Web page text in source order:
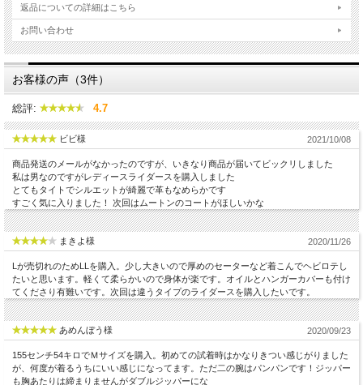
シンプルなノーカラーのレザーライダースジャケットは
4カラー！ 「軽く着やすく」が商品コンセプト・・・ ウ
オッシュ加工で少し革が縮んでいるので適度なストレッ
チ感があり、 着込むほどに体に馴染んで着心地が良くな
るのが特徴・・・
返品についての詳細はこちら
お問い合わせ
お客様の声（3件）
総評: 4.7
ビビ様 2021/10/08
商品発送のメールがなかったのですが、いきなり商品が届いてビックリしました
私は男なのですがレディースライダースを購入しました
とてもタイトでシルエットが綺麗で革もなめらかです
すごく気に入りました！ 次回はムートンのコートがほしいかな
まきよ様 2020/11/26
Lが売切れのためLLを購入。少し大きいので厚めのセーターなど着こんでヘビロテし
たいと思います。軽くて柔らかいので身体が楽です。オイルとハンガーカバーも付け
てくださり有難いです。次回は違うタイプのライダースを購入したいです。
あめんぼう様 2020/09/23
155センチ54キロでＭサイズを購入。初めての試着時はかなりきつい感じがりました
が、何度が着るうちにいい感じになってます。ただ二の腕はパンパンです！ジッパー
も胸あたりは締まりませんがダブルジッパーにな